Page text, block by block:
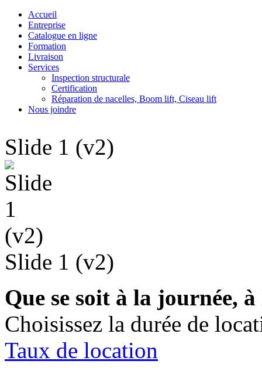
Accueil
Entreprise
Catalogue en ligne
Formation
Livraison
Services
Inspection structurale
Certification
Réparation de nacelles, Boom lift, Ciseau lift
Nous joindre
Slide 1 (v2)
Slide 1 (v2)
Que se soit à la journée,
Choisissez la durée de
Taux de location